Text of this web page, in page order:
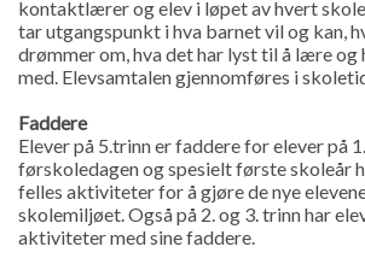
kontaktlærer og elev i løpet av hvert
tar utgangspunkt i hva barnet vil og kan,
drømmer om, hva det har lyst til å lære og
med. Elevsamtalen gjennomføres i
Faddere
Elever på 5.trinn er faddere for elever på
førskoledagen og spesielt første skoleår
felles aktiviteter for å gjøre de nye
skolemiljøet. Også på 2. og 3. trinn har
aktiviteter med sine faddere.